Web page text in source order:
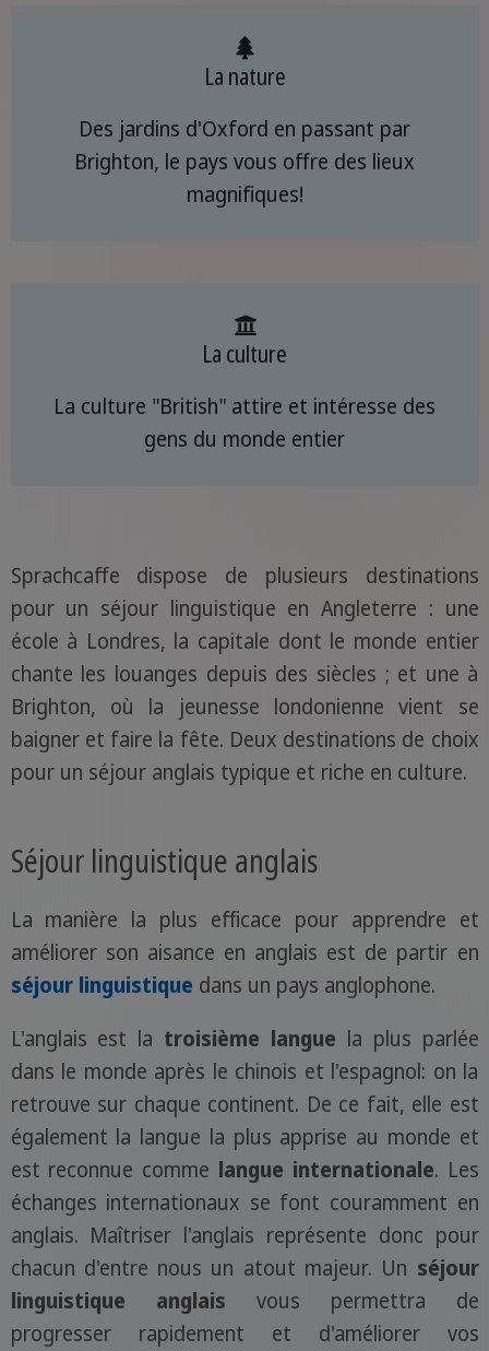
La nature
Des jardins d'Oxford en passant par
Brighton, le pays vous offre des lieux
magnifiques!
La culture
La culture "British" attire et intéresse des
gens du monde entier
Sprachcaffe dispose de plusieurs destinations
pour un séjour linguistique en Angleterre : une
école à Londres, la capitale dont le monde entier
chante les louanges depuis des siècles ; et une à
Brighton, où la jeunesse londonienne vient se
baigner et faire la fête. Deux destinations de choix
pour un séjour anglais typique et riche en culture.
Séjour linguistique anglais
La manière la plus efficace pour apprendre et
améliorer son aisance en anglais est de partir en
séjour linguistique dans un pays anglophone.
L'anglais est la troisième langue la plus parlée
dans le monde après le chinois et l'espagnol: on la
retrouve sur chaque continent. De ce fait, elle est
également la langue la plus apprise au monde et
est reconnue comme langue internationale. Les
échanges internationaux se font couramment en
anglais. Maîtriser l'anglais représente donc pour
chacun d'entre nous un atout majeur. Un séjour
linguistique anglais vous permettra de
progresser rapidement et d'améliorer vos